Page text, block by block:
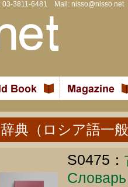
03-3811-6481 Mail: nisso@nisso.net
辞典（ロシア語一
S0475：